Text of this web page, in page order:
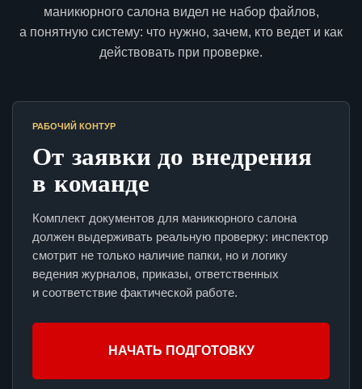
маникюрного салона видел не набор файлов,
а понятную систему: что нужно, зачем, кто ведет и как
действовать при проверке.
РАБОЧИЙ КОНТУР
От заявки до внедрения
в команде
Комплект документов для маникюрного салона
должен выдерживать реальную проверку: инспектор
смотрит не только наличие папки, но и логику
ведения журналов, приказы, ответственных
и соответствие фактической работе.
НАЧАТЬ ПОДГОТОВКУ